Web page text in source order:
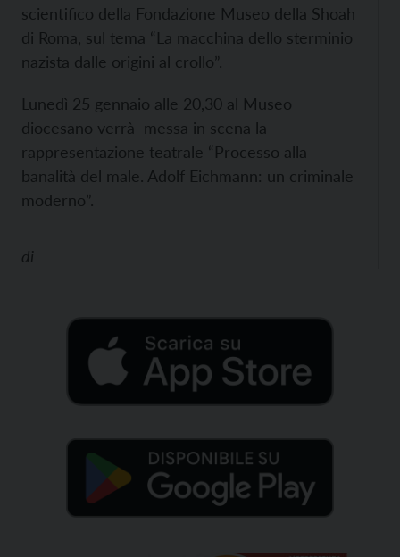
scientifico della Fondazione Museo della Shoah
di Roma, sul tema “La macchina dello sterminio
nazista dalle origini al crollo”.
Lunedì 25 gennaio alle 20,30 al Museo
diocesano verrà messa in scena la
rappresentazione teatrale “Processo alla
banalità del male. Adolf Eichmann: un criminale
moderno”.
di